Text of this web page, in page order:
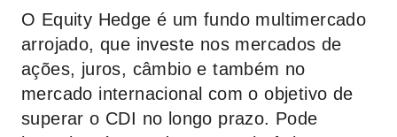
O Equity Hedge é um fundo multimercado
arrojado, que investe nos mercados de
ações, juros, câmbio e também no
mercado internacional com o objetivo de
superar o CDI no longo prazo. Pode